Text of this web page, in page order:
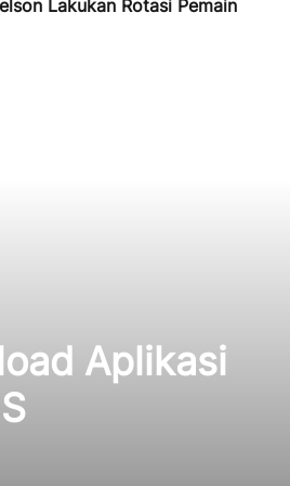
Lakukan Rotasi Pemain
Aplikasi